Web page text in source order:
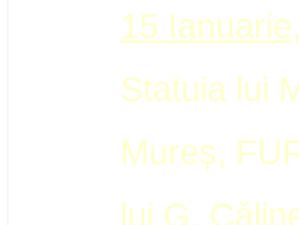
15
Statuia lui
Mureș,
lui G.